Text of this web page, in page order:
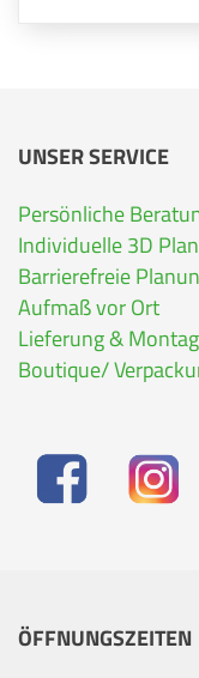
UNSER SERVICE
Persönliche
Individuelle 3D
Barrierefreie
Aufmaß vor Ort
Lieferung &
Boutique/
ÖFFNUNGSZEITEN